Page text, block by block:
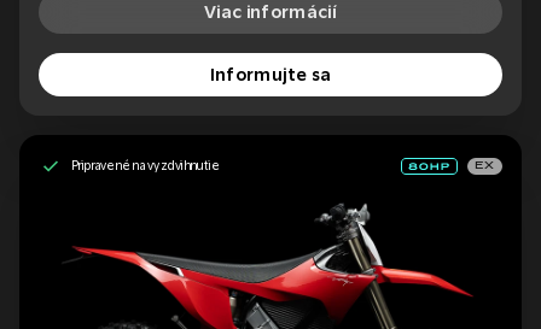
Viac informácií
Informujte sa
Pripravené na vyzdvihnutie EX